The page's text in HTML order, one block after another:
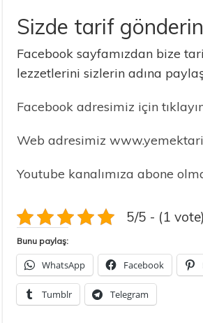
Sizde tarif
Facebook sayfamızdan bize
lezzetlerini sizlerin adına
Facebook adresimiz için
Web adresimiz
Youtube kanalımıza abone
5/5 - (1 vote)
Bunu paylaş:
WhatsApp Facebook
Tumblr Telegram